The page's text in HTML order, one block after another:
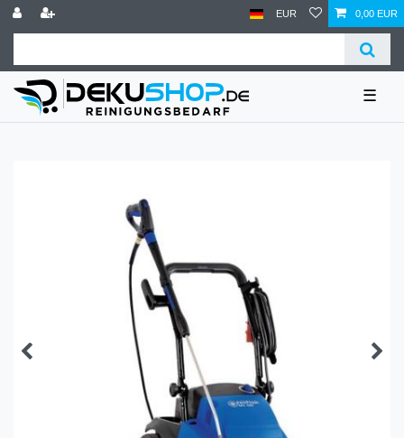
EUR 0,00 EUR
☰